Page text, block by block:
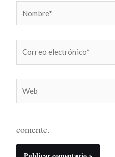
electrónico*
comente.